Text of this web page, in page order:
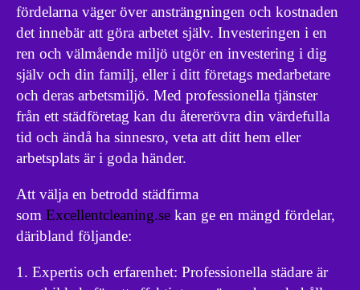
fördelarna väger över ansträngningen och kostnaden
det innebär att göra arbetet själv. Investeringen i en
ren och välmående miljö utgör en investering i dig
själv och din familj, eller i ditt företags medarbetare
och deras arbetsmiljö. Med professionella tjänster
från ett städföretag kan du återerövra din värdefulla
tid och ändå ha sinnesro, veta att ditt hem eller
arbetsplats är i goda händer.
Att välja en betrodd städfirma
som Excellentcleaning.se kan ge en mängd fördelar,
däribland följande:
Expertis och erfarenhet: Professionella städare är